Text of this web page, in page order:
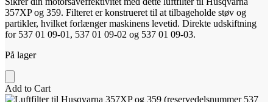
357XP og 359. Filteret er konstrueret til at tilbageholde støv og
partikler, hvilket forlænger maskinens levetid. Direkte udskiftning
for 537 01 09-01, 537 01 09-02 og 537 01 09-03.
På lager
Add to Cart